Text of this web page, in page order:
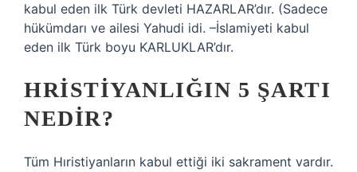
kabul eden ilk Türk devleti HAZARLAR’dır. (Sadece
hükümdarı ve ailesi Yahudi idi. –İslamiyeti kabul
eden ilk Türk boyu KARLUKLAR’dır.
HRISTIYANLIĞIN 5 ŞARTI
NEDIR?
Tüm Hıristiyanların kabul ettiği iki sakrament vardır.